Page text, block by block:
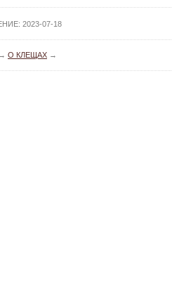
2023-07-18
→ О КЛЕЩАХ →